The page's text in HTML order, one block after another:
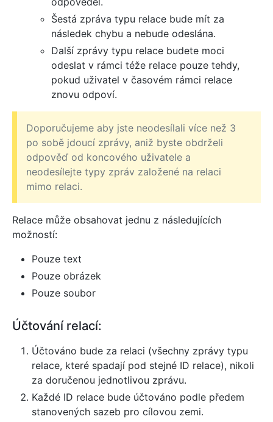
Šestá zpráva typu relace bude mít za
následek chybu a nebude odeslána.
Další zprávy typu relace budete moci
odeslat v rámci téže relace pouze tehdy,
pokud uživatel v časovém rámci relace
znovu odpoví.
Doporučujeme aby jste neodesílali více než 3
po sobě jdoucí zprávy, aniž byste obdrželi
odpověď od koncového uživatele a
neodesílejte typy zpráv založené na relaci
mimo relaci.
Relace může obsahovat jednu z následujících
možností:
Pouze text
Pouze obrázek
Pouze soubor
Účtování relací:
Účtováno bude za relaci (všechny zprávy typu
relace, které spadají pod stejné ID relace), nikoli
za doručenou jednotlivou zprávu.
Každé ID relace bude účtováno podle předem
stanovených sazeb pro cílovou zemi.